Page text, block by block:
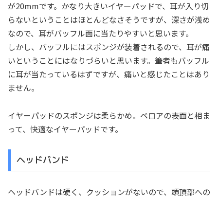
が20mmです。かなり大きいイヤーパッドで、耳が入り切
らないということはほとんどなさそうですが、深さが浅め
なので、耳がバッフル面に当たりやすいと思います。
しかし、バッフルにはスポンジが装着されるので、耳が痛
いということにはなりづらいと思います。筆者もバッフル
に耳が当たっているはずですが、痛いと感じたことはあり
ません。
イヤーパッドのスポンジは柔らかめ。ベロアの表面と相ま
って、快適なイヤーパッドです。
ヘッドバンド
ヘッドバンドは硬く、クッションがないので、頭頂部への